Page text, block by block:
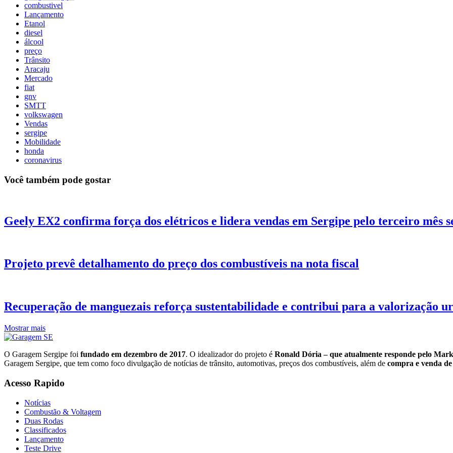
combustivel
Lançamento
Etanol
diesel
álcool
preço
Trânsito
Aracaju
Mercado
fiat
gnv
SMTT
volkswagen
Vendas
sergipe
Mobilidade
honda
coronavirus
Você também pode gostar
Geely EX2 confirma força dos elétricos e lidera vendas em Sergipe pelo terceiro mês
Projeto prevê detalhamento do preço dos combustíveis na nota fiscal
Recuperação de manguezais reforça sustentabilidade e contribui para a valorização
Mostrar mais
O Garagem Sergipe foi fundado em dezembro de 2017. O idealizador do projeto é Ronald Dória – que atualmente responde pelo
Garagem Sergipe, que tem como foco divulgação de notícias de trânsito, automotivas, preços dos combustíveis, além de compra e venda
Acesso Rapido
Notícias
Combustão & Voltagem
Duas Rodas
Classificados
Lançamento
Teste Drive